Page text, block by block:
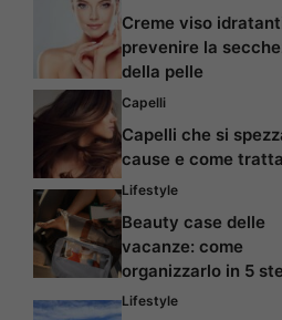
Creme viso
prevenire la
della pelle
Capelli
Capelli che si
cause e come
Lifestyle
Beauty case delle
vacanze: come
organizzarlo in 5
Lifestyle